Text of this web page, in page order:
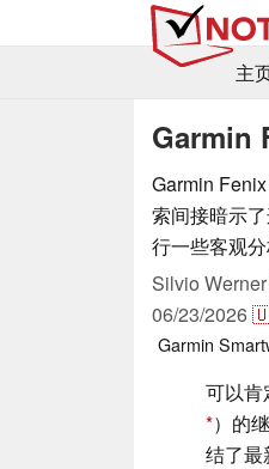
主
Garmin
Garmin
索间接暗示
行一些客观分
Silvio
06/23/2026
Garmin
可以肯
）的
结了最